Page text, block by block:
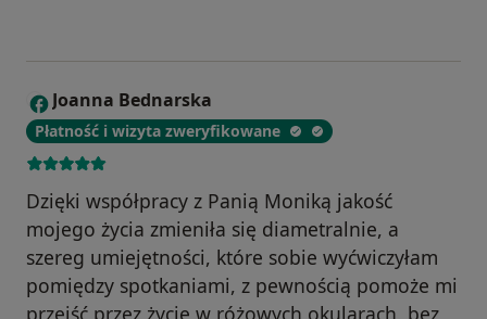
J Joanna Bednarska
Płatność i wizyta zweryfikowane
Dzięki współpracy z Panią Moniką jakość
mojego życia zmieniła się diametralnie, a
szereg umiejętności, które sobie wyćwiczyłam
pomiędzy spotkaniami, z pewnością pomoże mi
przejść przez życie w różowych okularach, bez